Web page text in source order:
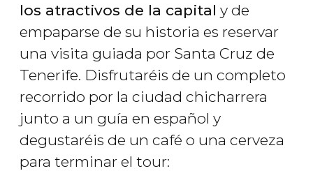
los atractivos de la capital y de
empaparse de su historia es reservar
una visita guiada por Santa Cruz de
Tenerife. Disfrutaréis de un completo
recorrido por la ciudad chicharrera
junto a un guía en español y
degustaréis de un café o una cerveza
para terminar el tour: